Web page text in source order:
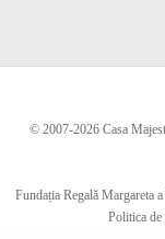
© 2007-2026 Casa
Fundația Regală Margareta
Politica